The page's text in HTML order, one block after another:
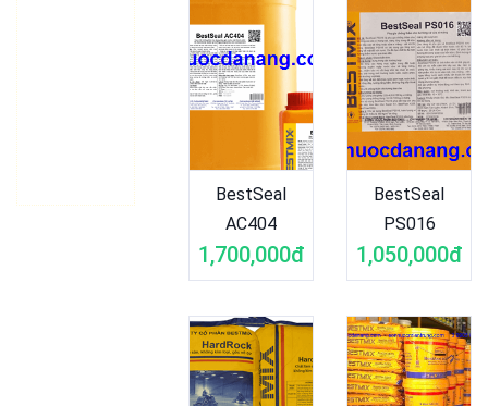
BestSeal
AC404
1,700,000đ
BestSeal
PS016
1,050,000đ